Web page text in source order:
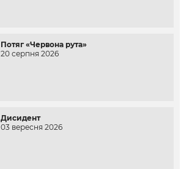
Потяг «Червона рута»
20 серпня 2026
Дисидент
03 вересня 2026